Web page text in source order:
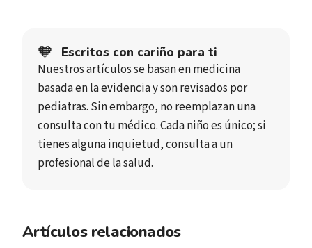
🧡 Escritos con cariño para ti
Nuestros artículos se basan en medicina
basada en la evidencia y son revisados por
pediatras. Sin embargo, no reemplazan una
consulta con tu médico. Cada niño es único; si
tienes alguna inquietud, consulta a un
profesional de la salud.
Artículos relacionados